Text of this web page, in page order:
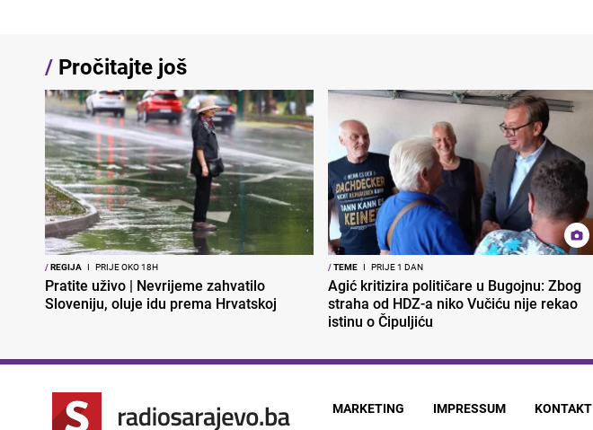
/ Pročitajte još
/REGIJA I PRIJE OKO 18H
Pratite uživo | Nevrijeme zahvatilo
Sloveniju, oluje idu prema Hrvatskoj
/TEME I PRIJE 1 DAN
Agić kritizira političare u Bugojnu: Zbog
straha od HDZ-a niko Vučiću nije rekao
istinu o Čipuljiću
MARKETING IMPRESSUM KONTAKT